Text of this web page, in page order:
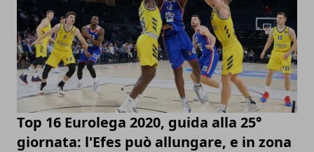
Top 16 Eurolega 2020, guida alla 25°
giornata: l'Efes può allungare, e in zona